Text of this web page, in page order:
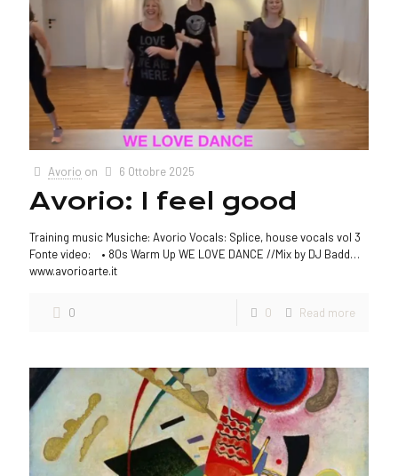
Avorio on 6 Ottobre 2025
Avorio: I feel good
Training music Musiche: Avorio Vocals: Splice, house vocals vol 3
Fonte video: • 80s Warm Up WE LOVE DANCE //Mix by DJ Badd…
www.avorioarte.it
0 0 Read more